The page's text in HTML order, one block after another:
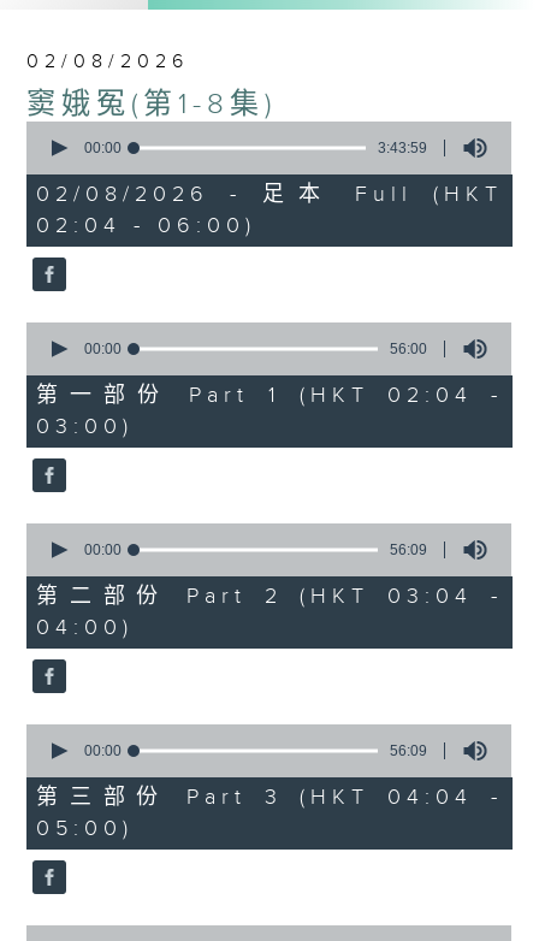
02/08/2026
窦娥冤(第1-8集)
seconds
3
hours,
43
minutes,
59
seconds
00:00 3:43:59
02/08/2026 - 足本 Full (HKT
02:04 - 06:00)
seconds
56
minutes,
0
seconds
00:00 56:00
第一部份 Part 1 (HKT 02:04 -
03:00)
seconds
56
minutes,
9
seconds
00:00 56:09
第二部份 Part 2 (HKT 03:04 -
04:00)
seconds
56
minutes,
9
seconds
00:00 56:09
第三部份 Part 3 (HKT 04:04 -
05:00)